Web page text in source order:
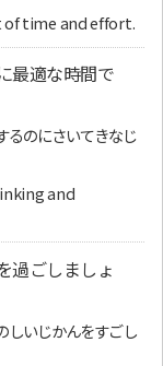
time and effort.
最適な時間で
るのにさいてきなじ
and
過ごしましょ
しいじかんをすごし